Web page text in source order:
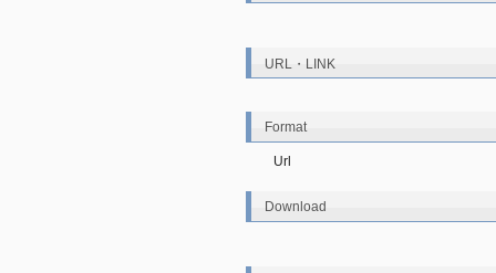
URL・LINK
Format
Url
Download